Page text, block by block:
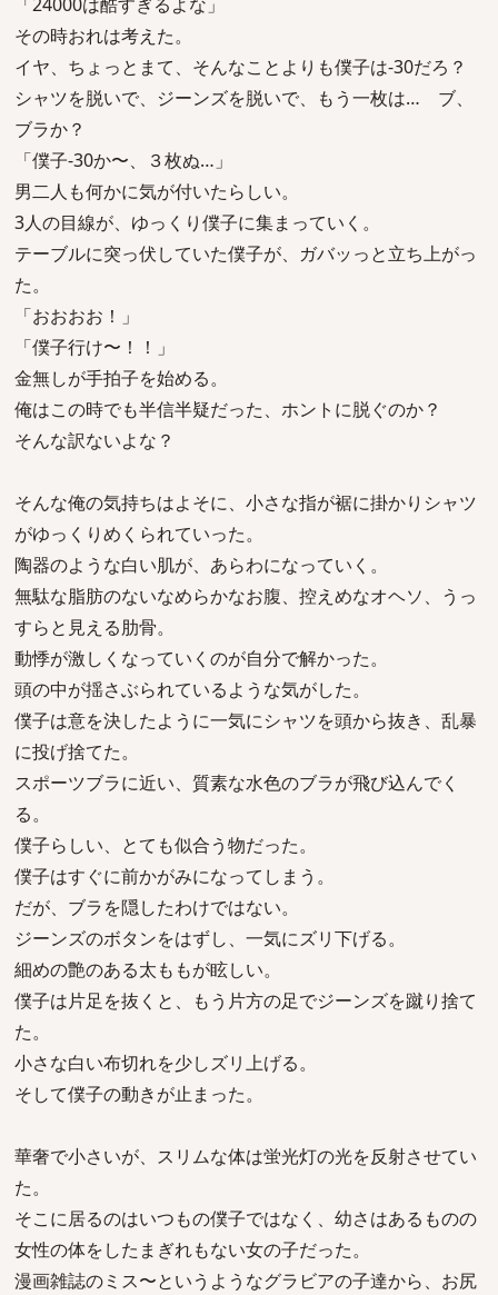
その時おれは考えた。
イヤ、ちょっとまて、そんなことよりも僕子は-30だろ？
シャツを脱いで、ジーンズを脱いで、もう一枚は… ブ、
ブラか？
「僕子-30か〜、３枚ぬ…」
男二人も何かに気が付いたらしい。
3人の目線が、ゆっくり僕子に集まっていく。
テーブルに突っ伏していた僕子が、ガバッっと立ち上がっ
た。
「おおおお！」
「僕子行け〜！！」
金無しが手拍子を始める。
俺はこの時でも半信半疑だった、ホントに脱ぐのか？
そんな訳ないよな？
そんな俺の気持ちはよそに、小さな指が裾に掛かりシャツ
がゆっくりめくられていった。
陶器のような白い肌が、あらわになっていく。
無駄な脂肪のないなめらかなお腹、控えめなオヘソ、うっ
すらと見える肋骨。
動悸が激しくなっていくのが自分で解かった。
頭の中が揺さぶられているような気がした。
僕子は意を決したように一気にシャツを頭から抜き、乱暴
に投げ捨てた。
スポーツブラに近い、質素な水色のブラが飛び込んでく
る。
僕子らしい、とても似合う物だった。
僕子はすぐに前かがみになってしまう。
だが、ブラを隠したわけではない。
ジーンズのボタンをはずし、一気にズリ下げる。
細めの艶のある太ももが眩しい。
僕子は片足を抜くと、もう片方の足でジーンズを蹴り捨て
た。
小さな白い布切れを少しズリ上げる。
そして僕子の動きが止まった。
華奢で小さいが、スリムな体は蛍光灯の光を反射させてい
た。
そこに居るのはいつもの僕子ではなく、幼さはあるものの
女性の体をしたまぎれもない女の子だった。
漫画雑誌のミス〜というようなグラビアの子達から、お尻